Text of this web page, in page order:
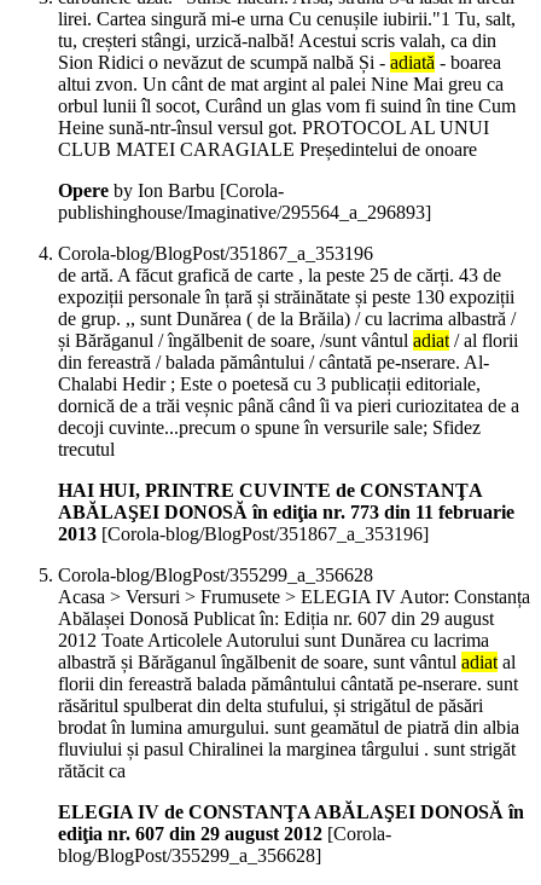
lirei. Cartea singură mi-e urna Cu cenușile iubirii."1 Tu, salt,
tu, creșteri stângi, urzică-nalbă! Acestui scris valah, ca din
Sion Ridici o nevăzut de scumpă nalbă Și - adiată - boarea
altui zvon. Un cânt de mat argint al palei Nine Mai greu ca
orbul lunii îl socot, Curând un glas vom fi suind în tine Cum
Heine sună-ntr-însul versul got. PROTOCOL AL UNUI
CLUB MATEI CARAGIALE Președintelui de onoare
Opere by Ion Barbu [Corola-
publishinghouse/Imaginative/295564_a_296893]
Corola-blog/BlogPost/351867_a_353196
de artă. A făcut grafică de carte , la peste 25 de cărți. 43 de
expoziții personale în țară și străinătate și peste 130 expoziții
de grup. ,, sunt Dunărea ( de la Brăila) / cu lacrima albastră /
și Bărăganul / îngălbenit de soare, /sunt vântul adiat/ al florii
din fereastră / balada pământului / cântată pe-nserare. Al-
Chalabi Hedir ; Este o poetesă cu 3 publicații editoriale,
dornică de a trăi veșnic până când îi va pieri curiozitatea de a
decoji cuvinte...precum o spune în versurile sale; Sfidez
trecutul
HAI HUI, PRINTRE CUVINTE de CONSTANŢA
ABĂLAŞEI DONOSĂ în ediţia nr. 773 din 11 februarie
2013 [Corola-blog/BlogPost/351867_a_353196]
Corola-blog/BlogPost/355299_a_356628
Acasa > Versuri > Frumusete > ELEGIA IV Autor: Constanța
Abălașei Donosă Publicat în: Ediția nr. 607 din 29 august
2012 Toate Articolele Autorului sunt Dunărea cu lacrima
albastră și Bărăganul îngălbenit de soare, sunt vântul adiatal
florii din fereastră balada pământului cântată pe-nserare. sunt
răsăritul spulberat din delta stufului, și strigătul de păsări
brodat în lumina amurgului. sunt geamătul de piatră din albia
fluviului și pasul Chiralinei la marginea târgului . sunt strigăt
rătăcit ca
ELEGIA IV de CONSTANŢA ABĂLAŞEI DONOSĂ în
ediţia nr. 607 din 29 august 2012 [Corola-
blog/BlogPost/355299_a_356628]